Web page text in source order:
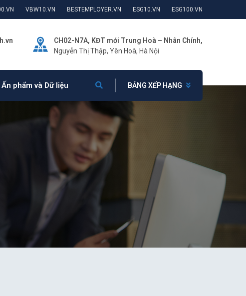
VBW10.VN BESTEMPLOYER.VN ESG10.VN ESG100.VN
CH02-N7A, KĐT mới Trung Hoà – Nhân Chính,
Nguyễn Thị Thập, Yên Hoà, Hà Nội
Ấn phẩm và Dữ liệu BẢNG XẾP HẠNG